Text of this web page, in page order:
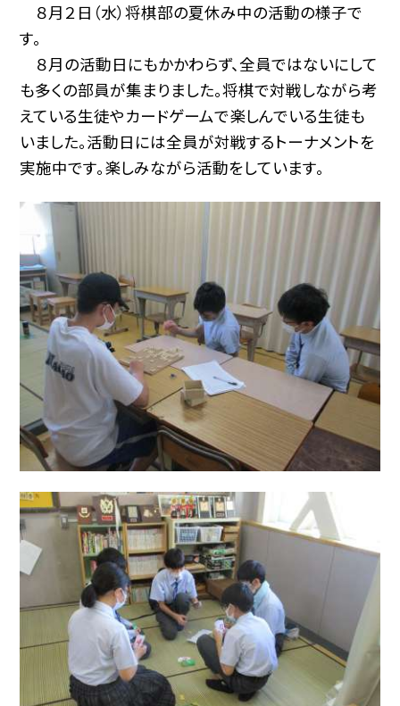
８月２日（水）将棋部の夏休み中の活動の様子で
す。
８月の活動日にもかかわらず、全員ではないにして
も多くの部員が集まりました。将棋で対戦しながら考
えている生徒やカードゲームで楽しんでいる生徒も
いました。活動日には全員が対戦するトーナメントを
実施中です。楽しみながら活動をしています。